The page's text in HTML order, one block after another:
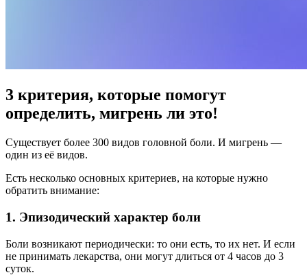
3 критерия, которые помогут
определить, мигрень ли это!
Существует более 300 видов головной боли. И мигрень —
один из её видов.
Есть несколько основных критериев, на которые нужно
обратить внимание:
1. Эпизодический характер боли
Боли возникают периодически: то они есть, то их нет. И если
не принимать лекарства, они могут длиться от 4 часов до 3
суток.